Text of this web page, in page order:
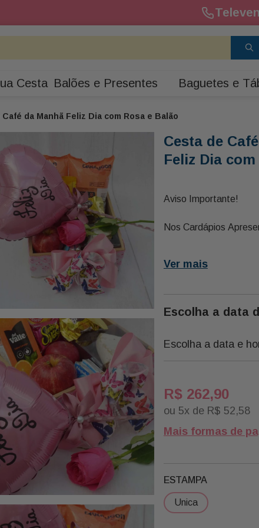
Cesta Balões e Presentes Baguetes e
da Manhã Feliz Dia com Rosa e Balão
Cesta de
Feliz Dia
Aviso Importante!
Nos Cardápios
Devido a
Qualidade Igual ou
Qtde Descrição Marca
1 Bombom Sonho de
1 Maçã
Corações
1 Geleia Morango
Ver mais
Escolha a data
Escolha a data e
R$ 262,90
ou 5x de R$ 52,58
Mais formas de
ESTAMPA
unica